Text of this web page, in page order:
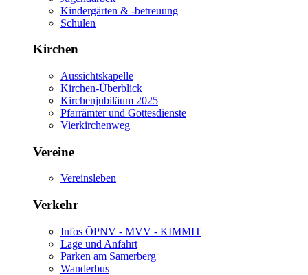
Kindergärten & -betreuung
Schulen
Kirchen
Aussichtskapelle
Kirchen-Überblick
Kirchenjubiläum 2025
Pfarrämter und Gottesdienste
Vierkirchenweg
Vereine
Vereinsleben
Verkehr
Infos ÖPNV - MVV - KIMMIT
Lage und Anfahrt
Parken am Samerberg
Wanderbus